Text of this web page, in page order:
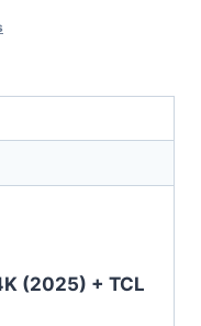
(2025) + TCL